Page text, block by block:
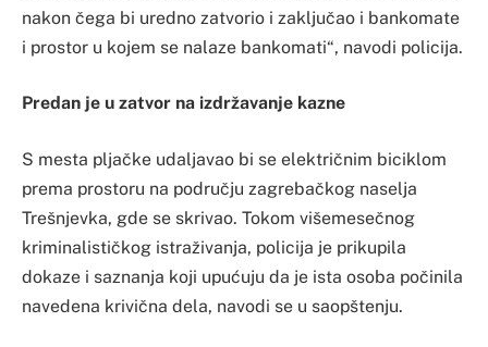
nakon čega bi uredno zatvorio i zaključao i bankomate
i prostor u kojem se nalaze bankomati“, navodi policija.
Predan je u zatvor na izdržavanje kazne
S mesta pljačke udaljavao bi se električnim biciklom
prema prostoru na području zagrebačkog naselja
Trešnjevka, gde se skrivao. Tokom višemesečnog
kriminalističkog istraživanja, policija je prikupila
dokaze i saznanja koji upućuju da je ista osoba počinila
navedena krivična dela, navodi se u saopštenju.